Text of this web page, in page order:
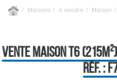
Maisons A vendre Maison
VENTE MAISON T6
RÉF. :